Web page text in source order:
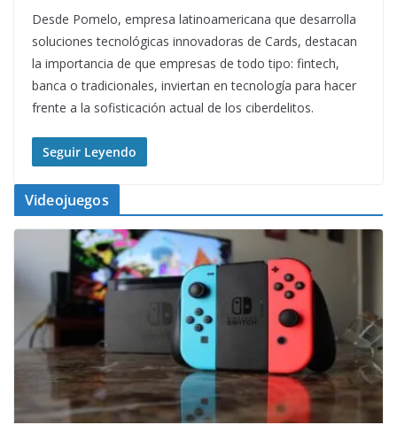
Desde Pomelo, empresa latinoamericana que desarrolla
soluciones tecnológicas innovadoras de Cards, destacan
la importancia de que empresas de todo tipo: fintech,
banca o tradicionales, inviertan en tecnología para hacer
frente a la sofisticación actual de los ciberdelitos.
Seguir Leyendo
Videojuegos